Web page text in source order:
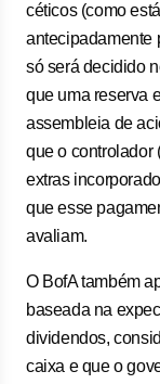
céticos (como
antecipadamente
só será decidido
que uma reserva
assembleia de
que o controlador
extras
que esse
avaliam.
O BofA também
baseada na
dividendos,
caixa e que o